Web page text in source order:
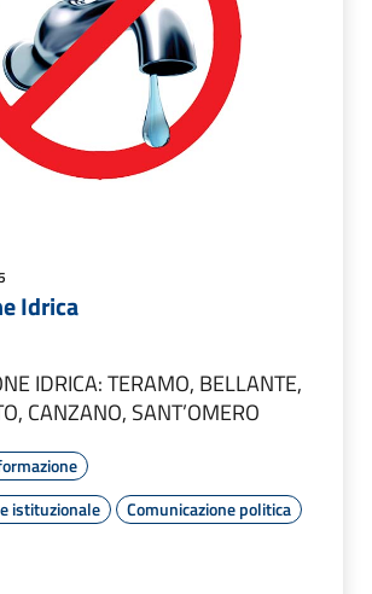
Idrica
IDRICA: TERAMO, BELLANTE,
CANZANO, SANT’OMERO
istituzionale
Comunicazione politica